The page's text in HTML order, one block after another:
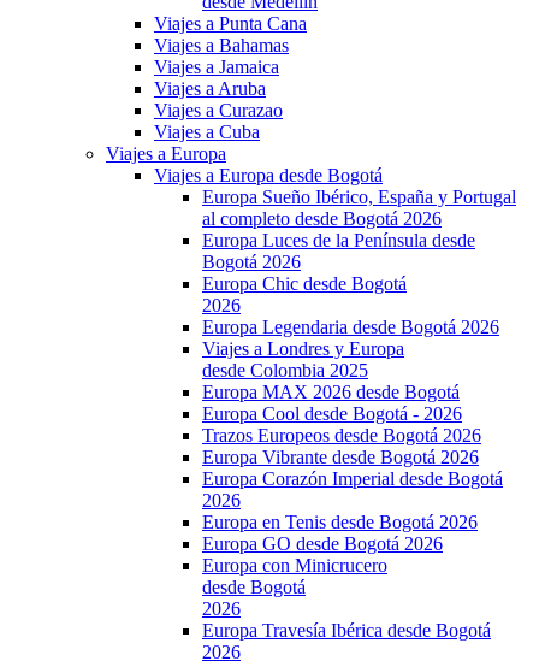
Viajes a Punta Cana
Viajes a Bahamas
Viajes a Jamaica
Viajes a Aruba
Viajes a Curazao
Viajes a Cuba
Viajes a Europa
Viajes a Europa desde Bogotá
Europa Sueño Ibérico, España y Portugal
al completo desde Bogotá 2026
Europa Luces de la Península desde
Bogotá 2026
Europa Chic desde Bogotá
2026
Europa Legendaria desde Bogotá 2026
Viajes a Londres y Europa
desde Colombia 2025
Europa MAX 2026 desde Bogotá
Europa Cool desde Bogotá - 2026
Trazos Europeos desde Bogotá 2026
Europa Vibrante desde Bogotá 2026
Europa Corazón Imperial desde Bogotá
2026
Europa en Tenis desde Bogotá 2026
Europa GO desde Bogotá 2026
Europa con Minicrucero
desde Bogotá
2026
Europa Travesía Ibérica desde Bogotá
2026